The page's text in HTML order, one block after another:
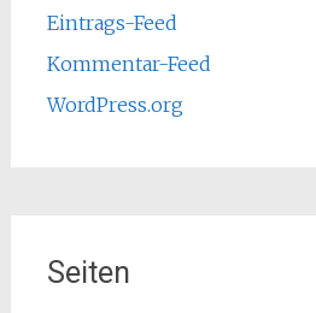
Eintrags-Feed
Kommentar-Feed
WordPress.org
Seiten